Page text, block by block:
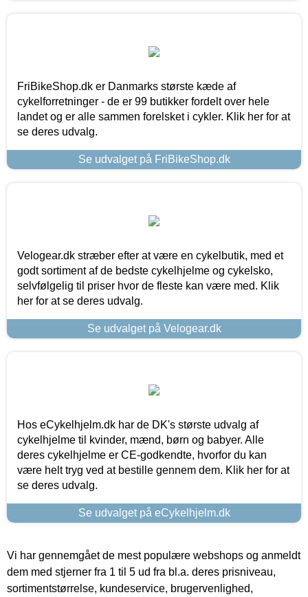
FriBikeShop.dk er Danmarks største kæde af
cykelforretninger - de er 99 butikker fordelt over hele
landet og er alle sammen forelsket i cykler. Klik her for at
se deres udvalg.
Se udvalget på FriBikeShop.dk
Velogear.dk stræber efter at være en cykelbutik, med et
godt sortiment af de bedste cykelhjelme og cykelsko,
selvfølgelig til priser hvor de fleste kan være med. Klik
her for at se deres udvalg.
Se udvalget på Velogear.dk
Hos eCykelhjelm.dk har de DK's største udvalg af
cykelhjelme til kvinder, mænd, børn og babyer. Alle
deres cykelhjelme er CE-godkendte, hvorfor du kan
være helt tryg ved at bestille gennem dem. Klik her for at
se deres udvalg.
Se udvalget på eCykelhjelm.dk
Vi har gennemgået de mest populære webshops og anmeldt
dem med stjerner fra 1 til 5 ud fra bl.a. deres prisniveau,
sortimentstørrelse, kundeservice, brugervenlighed,